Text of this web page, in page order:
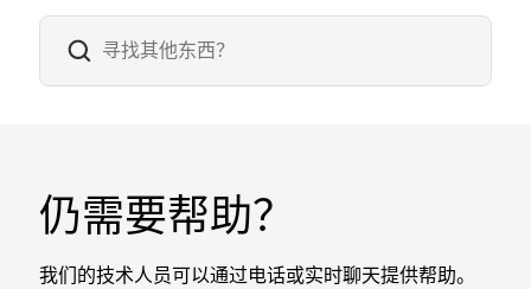
仍需要帮助？
我们的技术人员可以通过电话或实时聊天提供帮助。